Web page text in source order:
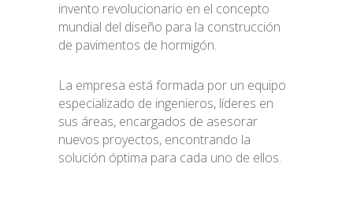
invento revolucionario en el concepto
mundial del diseño para la construcción
de pavimentos de hormigón.
La empresa está formada por un equipo
especializado de ingenieros, líderes en
sus áreas, encargados de asesorar
nuevos proyectos, encontrando la
solución óptima para cada uno de ellos.